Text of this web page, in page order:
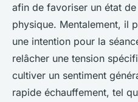
afin de favoriser un état
physique. Mentalement, il
une intention pour la
relâcher une tension
cultiver un sentiment
rapide échauffement, tel